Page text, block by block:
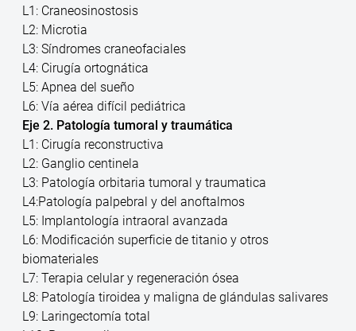
L1: Craneosinostosis
L2: Microtia
L3: Síndromes craneofaciales
L4: Cirugía ortognática
L5: Apnea del sueño
L6: Vía aérea difícil pediátrica
Eje 2. Patología tumoral y traumática
L1: Cirugía reconstructiva
L2: Ganglio centinela
L3: Patología orbitaria tumoral y traumatica
L4:Patología palpebral y del anoftalmos
L5: Implantología intraoral avanzada
L6: Modificación superficie de titanio y otros
biomateriales
L7: Terapia celular y regeneración ósea
L8: Patología tiroidea y maligna de glándulas salivares
L9: Laringectomía total